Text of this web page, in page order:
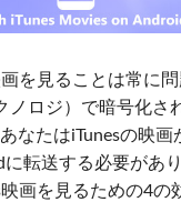
を見ることは常に
ノロジ）で暗号化さ
なたはiTunesの映画
転送する必要があ
画を見るための4の